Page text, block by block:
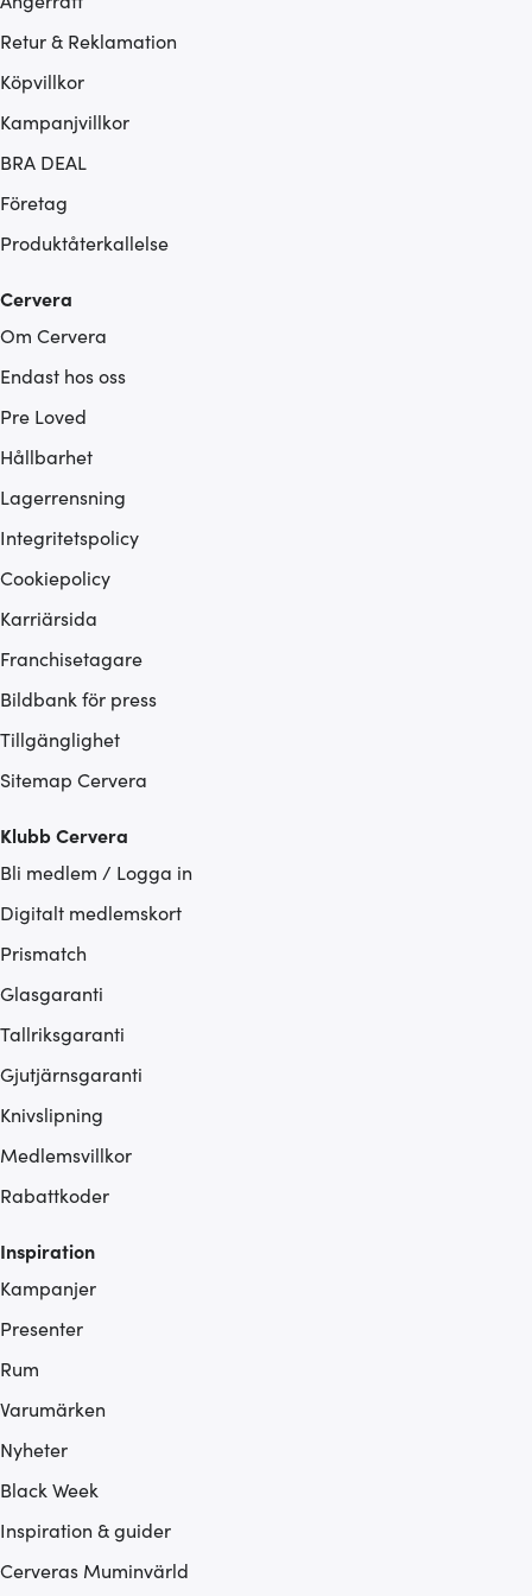
Retur & Reklamation
Köpvillkor
Kampanjvillkor
BRA DEAL
Företag
Produktåterkallelse
Cervera
Om Cervera
Endast hos oss
Pre Loved
Hållbarhet
Lagerrensning
Integritetspolicy
Cookiepolicy
Karriärsida
Franchisetagare
Bildbank för press
Tillgänglighet
Sitemap Cervera
Klubb Cervera
Bli medlem / Logga in
Digitalt medlemskort
Prismatch
Glasgaranti
Tallriksgaranti
Gjutjärnsgaranti
Knivslipning
Medlemsvillkor
Rabattkoder
Inspiration
Kampanjer
Presenter
Rum
Varumärken
Nyheter
Black Week
Inspiration & guider
Cerveras Muminvärld